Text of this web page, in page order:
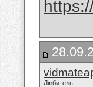
Любитель